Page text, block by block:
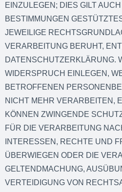
EINZULEGEN; DIES GILT
BESTIMMUNGEN
JEWEILIGE
VERARBEITUNG BERUHT,
DATENSCHUTZERKLÄRUNG.
WIDERSPRUCH EINLEGEN,
BETROFFENEN
NICHT MEHR VERARBEITEN,
KÖNNEN ZWINGENDE
FÜR DIE VERARBEITUNG
INTERESSEN, RECHTE UND
ÜBERWIEGEN ODER DIE
GELTENDMACHUNG,
VERTEIDIGUNG VON